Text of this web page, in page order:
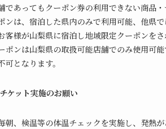
であってもクーポン券の利用できない商品・
は、宿泊した県内のみで利用可能、他県で
客様が山梨県に宿泊し地域限定クーポンをさ
ポンは山梨県の取扱可能店舗でのみ使用可能
となります。
ケット実施のお願い
朝、検温等の体温チェックを実施し、発熱